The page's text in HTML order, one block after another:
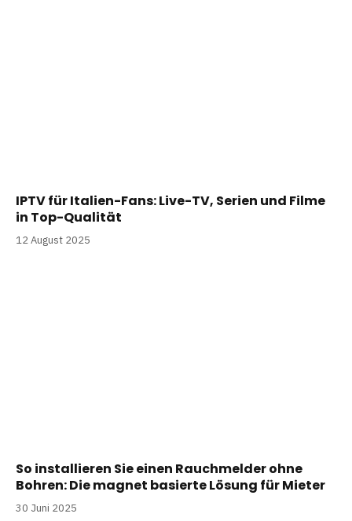
IPTV für Italien-Fans: Live-TV, Serien und Filme
in Top-Qualität
12 August 2025
So installieren Sie einen Rauchmelder ohne
Bohren: Die magnet basierte Lösung für Mieter
30 Juni 2025